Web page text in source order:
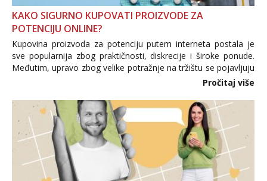
KAKO SIGURNO KUPOVATI PROIZVODE ZA
POTENCIJU ONLINE?
Kupovina proizvoda za potenciju putem interneta postala je
sve popularnija zbog praktičnosti, diskrecije i široke ponude.
Međutim, upravo zbog velike potražnje na tržištu se pojavljuju
i brojni krivotvoreni proizvodi, nepouzdane internetske
Pročitaj više